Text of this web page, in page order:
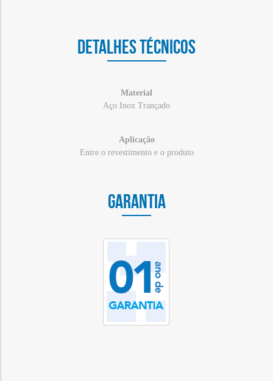
DETALHES TÉCNICOS
Material
Aço Inox Trançado
Aplicação
Entre o revestimento e o produto
GARANTIA